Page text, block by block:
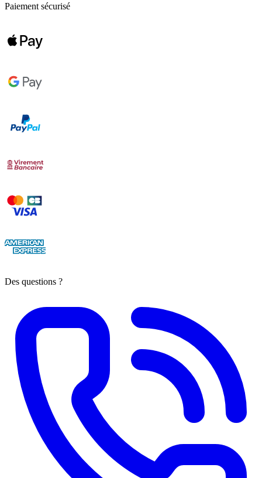
Paiement sécurisé
Des questions ?